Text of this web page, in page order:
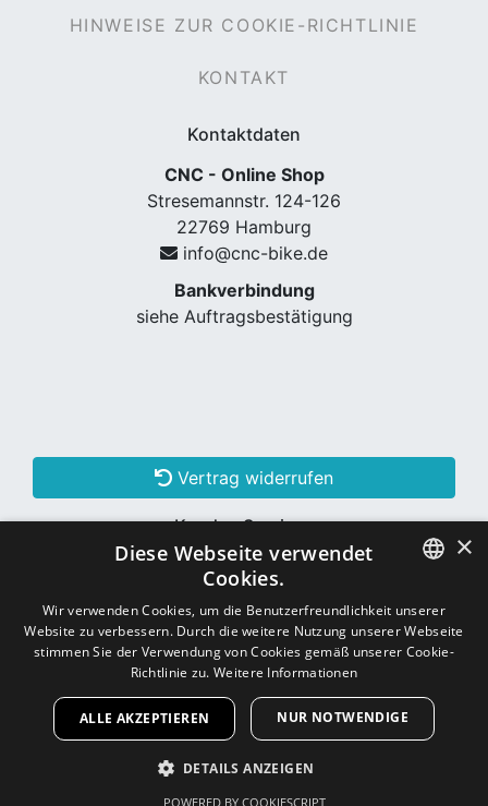
HINWEISE ZUR COOKIE-RICHTLINIE
KONTAKT
Kontaktdaten
CNC - Online Shop
Stresemannstr. 124-126
22769 Hamburg
info@cnc-bike.de
Bankverbindung
siehe Auftragsbestätigung
Vertrag widerrufen
Kunden Services
Konto erstellen
Schon Kunde? Einloggen
Copyright © 2026 CNC - Online Shop
GERMAN
×
Diese Webseite verwendet
Cookies.
Wir verwenden Cookies, um die Benutzerfreundlichkeit unserer
Website zu verbessern. Durch die weitere Nutzung unserer Webseite
stimmen Sie der Verwendung von Cookies gemäß unserer Cookie-
Richtlinie zu. Weitere Informationen
ALLE AKZEPTIEREN NUR NOTWENDIGE
DETAILS ANZEIGEN
POWERED BY COOKIESCRIPT